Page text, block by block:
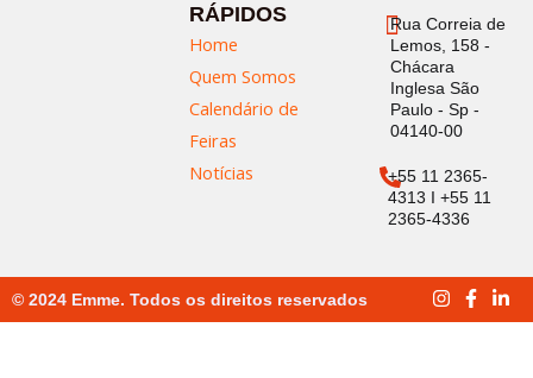
RÁPIDOS
Home
Quem Somos
Calendário de
Feiras
Notícias
Rua Correia de
Lemos, 158 -
Chácara
Inglesa São
Paulo - Sp -
04140-00
+55 11 2365-
4313 I +55 11
2365-4336
© 2024 Emme. Todos os direitos reservados